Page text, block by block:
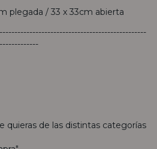
plegada / 33 x 33cm abierta
quieras de las distintas categorías